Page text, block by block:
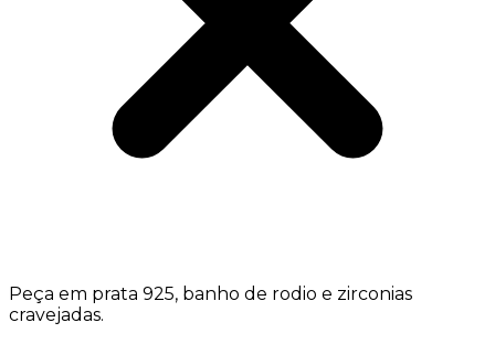
Peça em prata 925, banho de rodio e zirconias
cravejadas.